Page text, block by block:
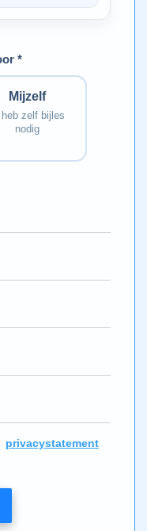
*
Mijzelf
heb zelf bijles
nodig
privacystatement